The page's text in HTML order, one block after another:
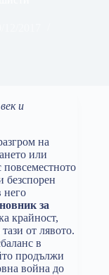
и
на
или
повсеместното
безспорен
него
за
крайност,
от лявото.
в
продължи
война до